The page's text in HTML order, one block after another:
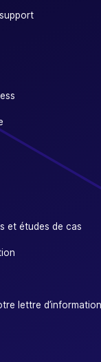
et études de cas
lettre d’information